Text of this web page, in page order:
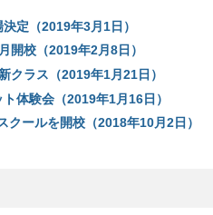
定（2019年3月1日）
開校（2019年2月8日）
クラス（2019年1月21日）
体験会（2019年1月16日）
ールを開校（2018年10月2日）